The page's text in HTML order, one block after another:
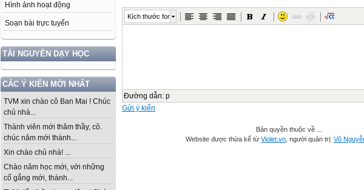
Hình ảnh hoạt động
Soạn bài trực tuyến
TÀI NGUYÊN DẠY HỌC
CÁC Ý KIẾN MỚI NHẤT
TVM xin chào cô Ban Mai ! Chúc
chủ nhà...
Thành viên mới thăm thầy, cô.
chúc năm mới thành...
Xin chào chủ nhà! ...
Chào năm học mới, với những
cố gắng mới, thành...
Kích thước font
Đường dẫn: p
Gửi ý kiến
Bản quyền thuộc về ...
Website được thừa kế từ Violet.vn , người quản trị: Võ